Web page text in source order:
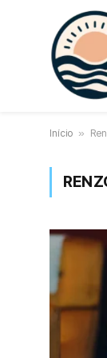
Início »